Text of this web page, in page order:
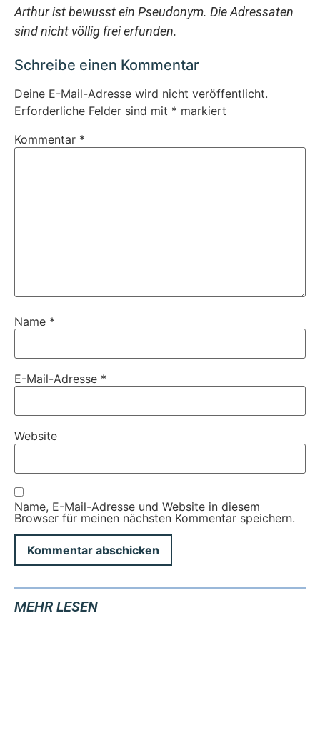
Arthur ist bewusst ein Pseudonym. Die Adressaten
sind nicht völlig frei erfunden.
Schreibe einen Kommentar
Deine E-Mail-Adresse wird nicht veröffentlicht.
Erforderliche Felder sind mit * markiert
Kommentar *
Name *
E-Mail-Adresse *
Website
Name, E-Mail-Adresse und Website in diesem
Browser für meinen nächsten Kommentar speichern.
MEHR LESEN